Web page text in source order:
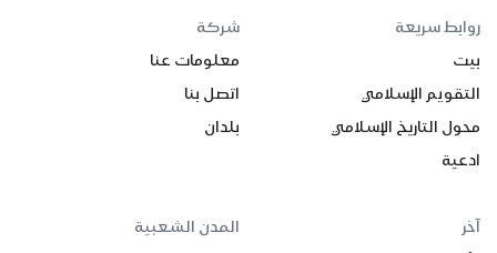
روابط سريعة
بيت
التقويم الإسلامي
محول التاريخ الإسلامي
ادعية
شركة
معلومات عنا
اتصل بنا
بلدان
آخر
المدن الشعبية